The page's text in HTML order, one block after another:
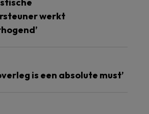
werkt
is een absolute must’